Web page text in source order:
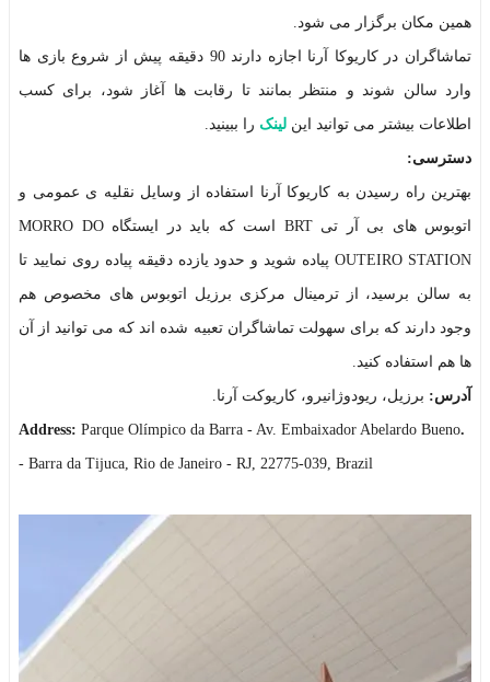
همین مکان برگزار می شود.
تماشاگران در کاریوکا آرنا اجازه دارند 90 دقیقه پیش از شروع بازی ها
وارد سالن شوند و منتظر بمانند تا رقابت ها آغاز شود، برای کسب
اطلاعات بیشتر می توانید این لینک را ببینید.
دسترسی:
بهترین راه رسیدن به کاریوکا آرنا استفاده از وسایل نقلیه ی عمومی و
اتوبوس های بی آر تی BRT است که باید در ایستگاه MORRO DO
OUTEIRO STATION پیاده شوید و حدود یازده دقیقه پیاده روی نمایید تا
به سالن برسید، از ترمینال مرکزی برزیل اتوبوس های مخصوص هم
وجود دارند که برای سهولت تماشاگران تعبیه شده اند که می توانید از آن
ها هم استفاده کنید.
آدرس: برزیل، ریودوژانیرو، کاریوکت آرنا.
.Address:
Parque Olímpico da Barra - Av. Embaixador Abelardo Bueno
- Barra da Tijuca, Rio de Janeiro - RJ, 22775-039, Brazil